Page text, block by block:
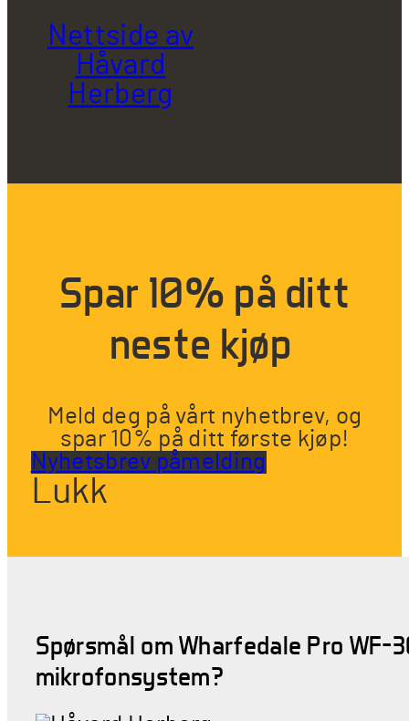
Nettside av
Håvard
Herberg
Spar 10% på ditt
neste kjøp
Meld deg på vårt nyhetbrev, og
spar 10% på ditt første kjøp!
Nyhetsbrev påmelding
Lukk
Spørsmål om Wharfedale Pro
mikrofonsystem?